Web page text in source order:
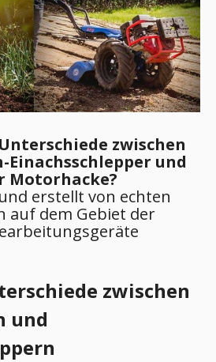
zwischen
Einachsschlepper und
Motorhacke?
erstellt von echten
auf dem Gebiet der
zwischen
und